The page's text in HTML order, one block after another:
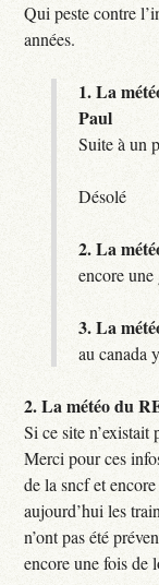
Qui peste contre
années.
1.La
Paul
Suite à un
Désolé
2.La
encore
3.La
au canada
2.La météo du
Si ce site n’existait
Merci pour ces
de la sncf et
aujourd’hui les
n’ont pas été
encore une fois de